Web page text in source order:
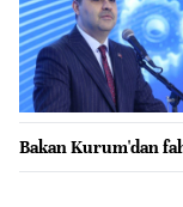
Bakan Kurum'dan